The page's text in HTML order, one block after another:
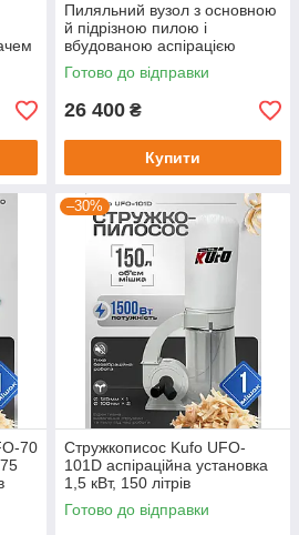
Пиляльний вузол з основною
й підрізною пилою і
вбудованою аспірацією
COMPACT
Готово до відправки
26 400 ₴
Купити
70
–30%
Стружкописос Kufo UFO-
101D аспіраційна установка
1,5 кВт, 150 літрів
Готово до відправки